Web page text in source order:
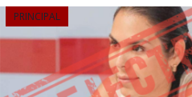
PRINCIPAL